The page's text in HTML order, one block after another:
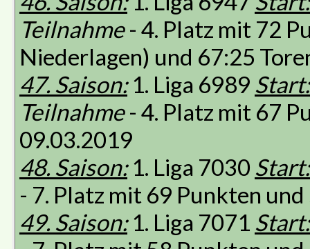
Teilnahme- 4. Platz mit 72
Niederlagen) und 67:25
47. Saison:1. Liga 6989 Start:
Teilnahme- 4. Platz mit 67
09.03.2019
48. Saison:1. Liga 7030 Start:
- 7. Platz mit 69 Punkten
49. Saison:1. Liga 7071 Start: